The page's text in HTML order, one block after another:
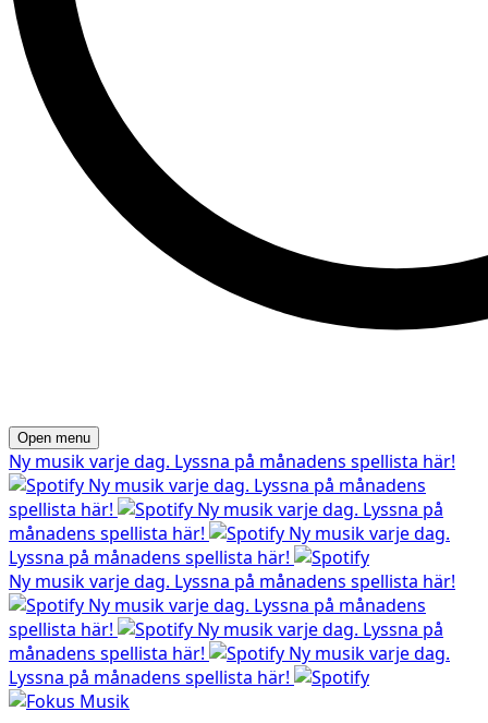
Open menu
Ny musik varje dag. Lyssna på månadens spellista här!
Ny musik varje dag. Lyssna på månadens
spellista här!
Ny musik varje dag. Lyssna på
månadens spellista här!
Ny musik varje dag.
Lyssna på månadens spellista här!
Ny musik varje dag. Lyssna på månadens spellista här!
Ny musik varje dag. Lyssna på månadens
spellista här!
Ny musik varje dag. Lyssna på
månadens spellista här!
Ny musik varje dag.
Lyssna på månadens spellista här!